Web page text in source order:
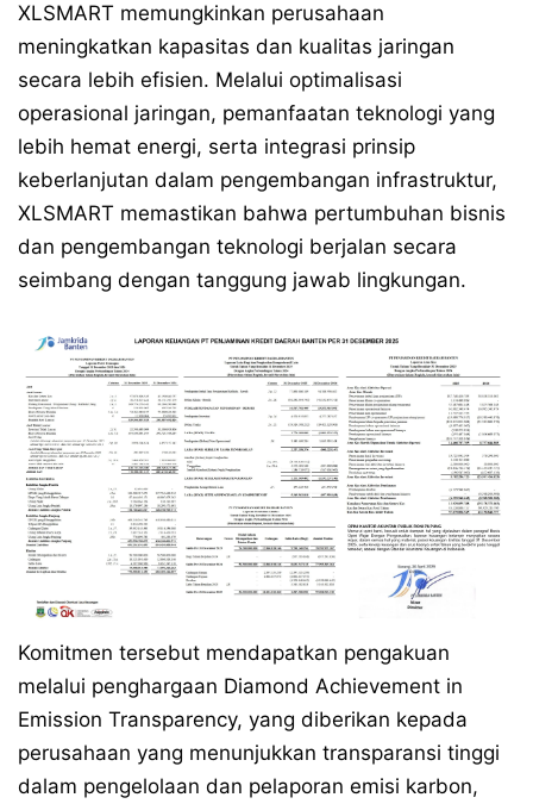
XLSMART memungkinkan perusahaan
meningkatkan kapasitas dan kualitas jaringan
secara lebih efisien. Melalui optimalisasi
operasional jaringan, pemanfaatan teknologi yang
lebih hemat energi, serta integrasi prinsip
keberlanjutan dalam pengembangan infrastruktur,
XLSMART memastikan bahwa pertumbuhan bisnis
dan pengembangan teknologi berjalan secara
seimbang dengan tanggung jawab lingkungan.
Komitmen tersebut mendapatkan pengakuan
melalui penghargaan Diamond Achievement in
Emission Transparency, yang diberikan kepada
perusahaan yang menunjukkan transparansi tinggi
dalam pengelolaan dan pelaporan emisi karbon,